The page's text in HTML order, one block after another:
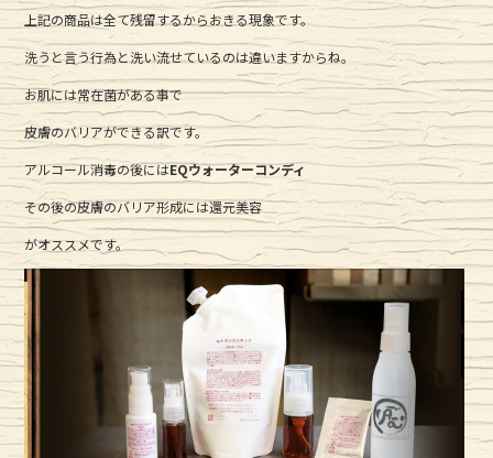
上記の商品は全て残留するからおきる現象です。
洗うと言う行為と洗い流せているのは違いますからね。
お肌には常在菌がある事で
皮膚のバリアができる訳です。
アルコール消毒の後にはEQウォーターコンディ
その後の皮膚のバリア形成には還元美容
がオススメです。